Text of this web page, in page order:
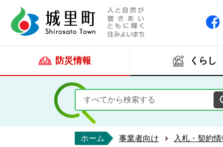
防災情報 くらし
ホーム 事業者向け 入札・契約